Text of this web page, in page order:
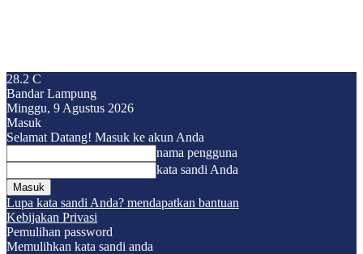
28.2 C
Bandar Lampung
Minggu, 9 Agustus 2026
Masuk
Selamat Datang! Masuk ke akun Anda
nama pengguna
kata sandi Anda
Lupa kata sandi Anda? mendapatkan bantuan
Kebijakan Privasi
Pemulihan password
Memulihkan kata sandi anda